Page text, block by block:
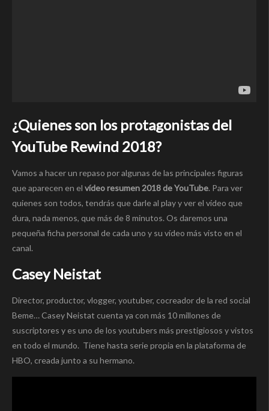
¿Quienes son los protagonistas del
YouTube Rewind 2018?
Vamos a hacer un repaso por algunas de las principales figuras
que aparecen en el vídeo resumen 2018 de YouTube. Para ver
quienes son todos, tendrás que darle al play y ver el vídeo que
dura, nada menos, que más de 8 minutos. Os daremos una
pequeña ficha personal de cada uno y su vídeo más visto en el
canal.
Casey Neistat
Director, productor, vlogger, youtuber, cocreador de la red social
Beme… Casey Neistat cuenta ya con más 10 millones de
suscriptores y es uno de los youtubers más prestigiosos y vistos
en todo el mundo. Tiene hasta serie propia en la plataforma de
HBO, creada junto a su hermano.